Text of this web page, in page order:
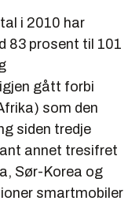
i 2010 har
83 prosent til 101
gått forbi
som den
siden tredje
annet tresifret
Sør-Korea og
smartmobiler